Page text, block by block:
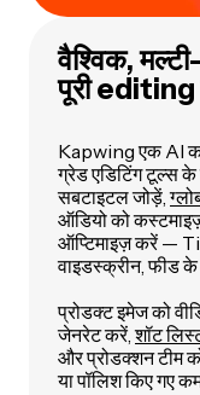
वैश्विक, मल्टी-
पूरी editing
Kapwing एक AI
ग्रेड एडिटिंग टूल्स
सबटाइटल जोड़ें,
ऑडियो को
ऑप्टिमाइज़ करें —
वाइडस्क्रीन, फीड के
प्रोडक्ट इमेज को
जेनरेट करें,शॉट
और प्रोडक्शन टीम
या पॉलिश किए गए